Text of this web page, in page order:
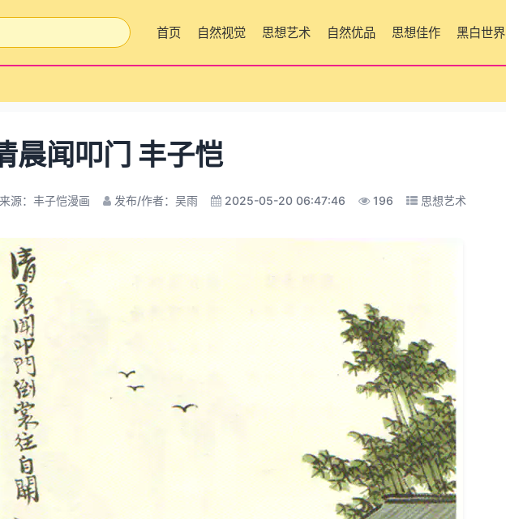
首页 自然视觉 思想艺术 自然优品 思想佳作 黑白世界
晨闻叩门 丰子恺
来源：丰子恺漫画 发布/作者：吴雨 2025-05-20 06:47:46 196 思想艺术